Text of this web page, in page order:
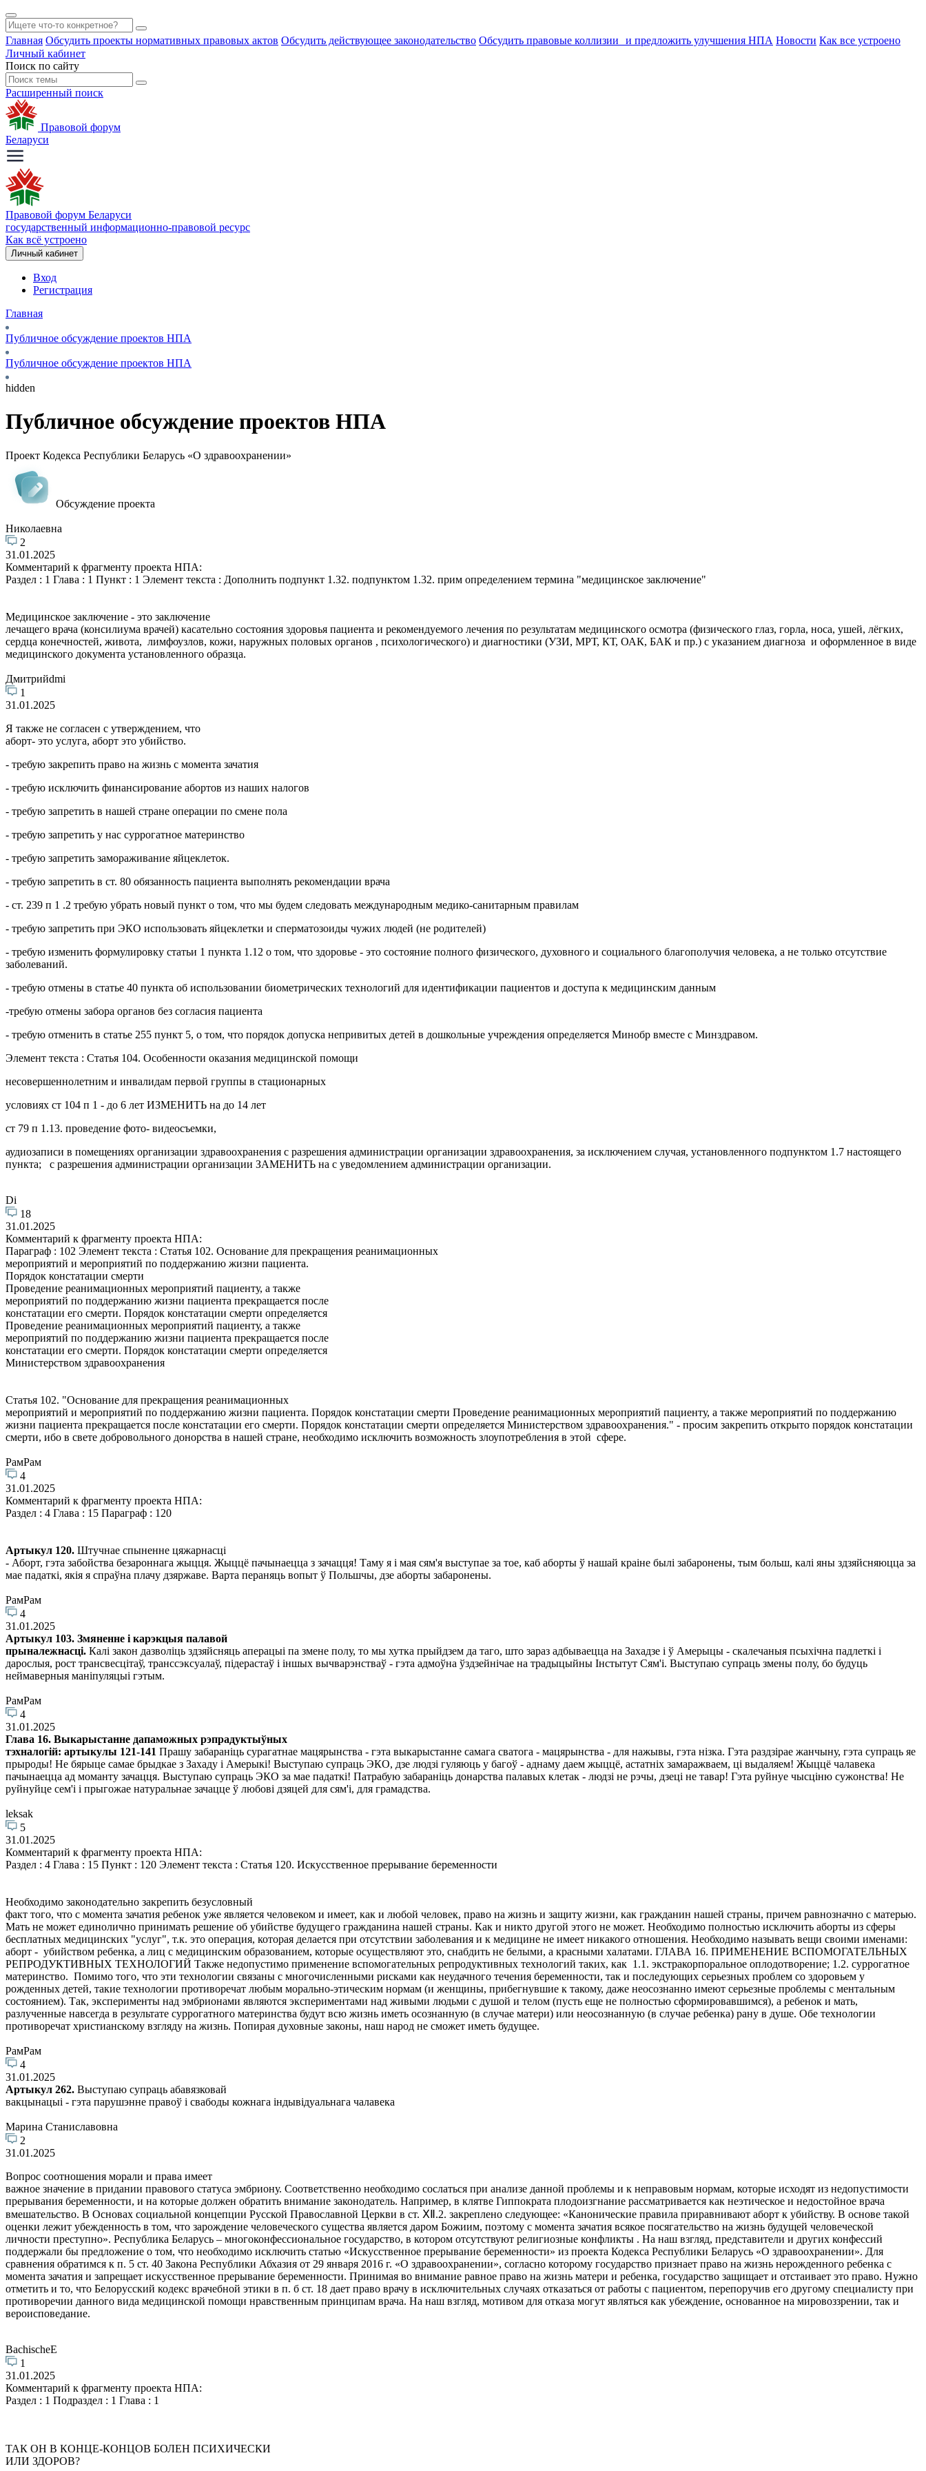
Главная Обсудить проекты нормативных правовых актов Обсудить действующее законодательство Обсудить правовые коллизии и предложить улучшения НПА Новости Как все устроено
Личный кабинет
Поиск по сайту
Расширенный поиск
Правовой форум
Беларуси
Правовой форум Беларуси
государственный информационно-правовой ресурс
Как всё устроено
Личный кабинет
Вход
Регистрация
Главная
Публичное обсуждение проектов НПА
Публичное обсуждение проектов НПА
hidden
Публичное обсуждение проектов НПА
Проект Кодекса Республики Беларусь «О здравоохранении»
Обсуждение проекта
Николаевна
2
31.01.2025
Комментарий к фрагменту проекта НПА:
Раздел : 1 Глава : 1 Пункт : 1 Элемент текста : Дополнить подпункт 1.32. подпунктом 1.32. прим определением термина "медицинское заключение"
Медицинское заключение - это заключение
лечащего врача (консилиума врачей) касательно состояния здоровья пациента и рекомендуемого лечения по результатам медицинского осмотра (физического глаз, горла, носа, ушей, лёгких,
сердца конечностей, живота, лимфоузлов, кожи, наружных половых органов , психологического) и диагностики (УЗИ, МРТ, КТ, ОАК, БАК и пр.) с указанием диагноза и оформленное в виде
медицинского документа установленного образца.
Дмитрийdmi
1
31.01.2025
Я также не согласен с утверждением, что
аборт- это услуга, аборт это убийство.
- требую закрепить право на жизнь с момента зачатия
- требую исключить финансирование абортов из наших налогов
- требую запретить в нашей стране операции по смене пола
- требую запретить у нас суррогатное материнство
- требую запретить замораживание яйцеклеток.
- требую запретить в ст. 80 обязанность пациента выполнять рекомендации врача
- ст. 239 п 1 .2 требую убрать новый пункт о том, что мы будем следовать международным медико-санитарным правилам
- требую запретить при ЭКО использовать яйцеклетки и сперматозоиды чужих людей (не родителей)
- требую изменить формулировку статьи 1 пункта 1.12 о том, что здоровье - это состояние полного физического, духовного и социального благополучия человека, а не только отсутствие
заболеваний.
- требую отмены в статье 40 пункта об использовании биометрических технологий для идентификации пациентов и доступа к медицинским данным
-требую отмены забора органов без согласия пациента
- требую отменить в статье 255 пункт 5, о том, что порядок допуска непривитых детей в дошкольные учреждения определяется Минобр вместе с Минздравом.
Элемент текста : Статья 104. Особенности оказания медицинской помощи
несовершеннолетним и инвалидам первой группы в стационарных
условиях ст 104 п 1 - до 6 лет ИЗМЕНИТЬ на до 14 лет
ст 79 п 1.13. проведение фото- видеосъемки,
аудиозаписи в помещениях организации здравоохранения с разрешения администрации организации здравоохранения, за исключением случая, установленного подпунктом 1.7 настоящего
пункта; с разрешения администрации организации ЗАМЕНИТЬ на с уведомлением администрации организации.
Di
18
31.01.2025
Комментарий к фрагменту проекта НПА:
Параграф : 102 Элемент текста : Статья 102. Основание для прекращения реанимационных
мероприятий и мероприятий по поддержанию жизни пациента.
Порядок констатации смерти
Проведение реанимационных мероприятий пациенту, а также
мероприятий по поддержанию жизни пациента прекращается после
констатации его смерти. Порядок констатации смерти определяется
Проведение реанимационных мероприятий пациенту, а также
мероприятий по поддержанию жизни пациента прекращается после
констатации его смерти. Порядок констатации смерти определяется
Министерством здравоохранения
Статья 102. "Основание для прекращения реанимационных
мероприятий и мероприятий по поддержанию жизни пациента. Порядок констатации смерти Проведение реанимационных мероприятий пациенту, а также мероприятий по поддержанию
жизни пациента прекращается после констатации его смерти. Порядок констатации смерти определяется Министерством здравоохранения." - просим закрепить открыто порядок констатации
смерти, ибо в свете добровольного донорства в нашей стране, необходимо исключить возможность злоупотребления в этой сфере.
РамРам
4
31.01.2025
Комментарий к фрагменту проекта НПА:
Раздел : 4 Глава : 15 Параграф : 120
Артыкул 120. Штучнае спыненне цяжарнасці
- Аборт, гэта забойства безароннага жыцця. Жыццё пачынаецца з зачацця! Таму я і мая сям'я выступае за тое, каб аборты ў нашай краіне былі забаронены, тым больш, калі яны здзяйсняюцца за
мае падаткі, якія я спраўна плачу дзяржаве. Варта пераняць вопыт ў Польшчы, дзе аборты забаронены.
РамРам
4
31.01.2025
Артыкул 103. Змяненне і карэкцыя палавой
прыналежнасці. Калі закон дазволіць здзяйсняць аперацыі па змене полу, то мы хутка прыйдзем да таго, што зараз адбываецца на Захадзе і ў Амерыцы - скалечаныя псыхічна падлеткі і
дарослыя, рост трансвесцітаў, транссэксуалаў, підерастаў і іншых вычварэнстваў - гэта адмоўна ўздзейнічае на традыцыйны Інстытут Сям'і. Выступаю супраць змены полу, бо будуць
неймаверныя маніпуляцыі гэтым.
РамРам
4
31.01.2025
Глава 16. Выкарыстанне дапаможных рэпрадуктыўных
тэхналогій: артыкулы 121-141 Прашу забараніць сурагатнае мацярынства - гэта выкарыстанне самага сватога - мацярынства - для нажывы, гэта нізка. Гэта раздзірае жанчыну, гэта супраць яе
прыроды! Не бярыце самае брыдкае з Захаду і Амерыкі! Выступаю супраць ЭКО, дзе людзі гуляюць у багоў - аднаму даем жыццё, астатніх замаражваем, ці выдаляем! Жыццё чалавека
пачынаецца ад моманту зачацця. Выступаю супраць ЭКО за мае падаткі! Патрабую забараніць донарства палавых клетак - людзі не рэчы, дзеці не тавар! Гэта руйнуе чысціню сужонства! Не
руйнуйце сем'і і прыгожае натуральнае зачацце ў любові дзяцей для сям'і, для грамадства.
leksak
5
31.01.2025
Комментарий к фрагменту проекта НПА:
Раздел : 4 Глава : 15 Пункт : 120 Элемент текста : Статья 120. Искусственное прерывание беременности
Необходимо законодательно закрепить безусловный
факт того, что с момента зачатия ребенок уже является человеком и имеет, как и любой человек, право на жизнь и защиту жизни, как гражданин нашей страны, причем равнозначно с матерью.
Мать не может единолично принимать решение об убийстве будущего гражданина нашей страны. Как и никто другой этого не может. Необходимо полностью исключить аборты из сферы
бесплатных медицинских "услуг", т.к. это операция, которая делается при отсутствии заболевания и к медицине не имеет никакого отношения. Необходимо называть вещи своими именами:
аборт - убийством ребенка, а лиц с медицинским образованием, которые осуществляют это, снабдить не белыми, а красными халатами. ГЛАВА 16. ПРИМЕНЕНИЕ ВСПОМОГАТЕЛЬНЫХ
РЕПРОДУКТИВНЫХ ТЕХНОЛОГИЙ Также недопустимо применение вспомогательных репродуктивных технологий таких, как 1.1. экстракорпоральное оплодотворение; 1.2. суррогатное
материнство. Помимо того, что эти технологии связаны с многочисленными рисками как неудачного течения беременности, так и последующих серьезных проблем со здоровьем у
рожденных детей, такие технологии противоречат любым морально-этическим нормам (и женщины, прибегнувшие к такому, даже неосознанно имеют серьезные проблемы с ментальным
состоянием). Так, эксперименты над эмбрионами являются экспериментами над живыми людьми с душой и телом (пусть еще не полностью сформировавшимся), а ребенок и мать,
разлученные навсегда в результате суррогатного материнства будут всю жизнь иметь осознанную (в случае матери) или неосознанную (в случае ребенка) рану в душе. Обе технологии
противоречат христианскому взгляду на жизнь. Попирая духовные законы, наш народ не сможет иметь будущее.
РамРам
4
31.01.2025
Артыкул 262. Выступаю супраць абавязковай
вакцынацыі - гэта парушэнне правоў і свабоды кожнага індывідуальнага чалавека
Марина Станиславовна
2
31.01.2025
Вопрос соотношения морали и права имеет
важное значение в придании правового статуса эмбриону. Соответственно необходимо сослаться при анализе данной проблемы и к неправовым нормам, которые исходят из недопустимости
прерывания беременности, и на которые должен обратить внимание законодатель. Например, в клятве Гиппократа плодоизгнание рассматривается как неэтическое и недостойное врача
вмешательство. В Основах социальной концепции Русской Православной Церкви в ст. ⅩⅡ.2. закреплено следующее: «Канонические правила приравнивают аборт к убийству. В основе такой
оценки лежит убежденность в том, что зарождение человеческого существа является даром Божиим, поэтому с момента зачатия всякое посягательство на жизнь будущей человеческой
личности преступно». Республика Беларусь – многоконфессиональное государство, в котором отсутствуют религиозные конфликты . На наш взгляд, представители и других конфессий
поддержали бы предложение о том, что необходимо исключить статью «Искусственное прерывание беременности» из проекта Кодекса Республики Беларусь «О здравоохранении». Для
сравнения обратимся к п. 5 ст. 40 Закона Республики Абхазия от 29 января 2016 г. «О здравоохранении», согласно которому государство признает право на жизнь нерожденного ребенка с
момента зачатия и запрещает искусственное прерывание беременности. Принимая во внимание равное право на жизнь матери и ребенка, государство защищает и отстаивает это право. Нужно
отметить и то, что Белорусский кодекс врачебной этики в п. б ст. 18 дает право врачу в исключительных случаях отказаться от работы с пациентом, перепоручив его другому специалисту при
противоречии данного вида медицинской помощи нравственным принципам врача. На наш взгляд, мотивом для отказа могут являться как убеждение, основанное на мировоззрении, так и
вероисповедание.
BachischeE
1
31.01.2025
Комментарий к фрагменту проекта НПА:
Раздел : 1 Подраздел : 1 Глава : 1
ТАК ОН В КОНЦЕ-КОНЦОВ БОЛЕН ПСИХИЧЕСКИ
ИЛИ ЗДОРОВ?